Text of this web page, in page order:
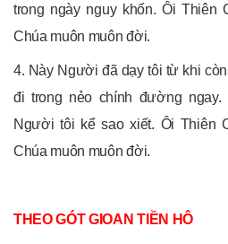
trong ngày nguy khốn. Ôi Thiên
Chúa muôn muôn đời.
4. Này Người đã dạy tôi từ khi
đi trong nẻo chính đường
Người tôi kể sao xiết. Ôi Thiên
Chúa muôn muôn đời.
THEO GÓT GIOAN TIỀN HÔ